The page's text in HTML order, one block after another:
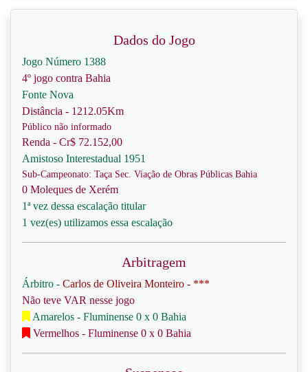
Dados do Jogo
Jogo Número 1388
4º jogo contra Bahia
Fonte Nova
Distância - 1212.05Km
Público não informado
Renda - Cr$ 72.152,00
Amistoso Interestadual 1951
Sub-Campeonato: Taça Sec. Viação de Obras Públicas Bahia
0 Moleques de Xerém
1ª vez dessa escalação titular
1 vez(es) utilizamos essa escalação
Arbitragem
Árbitro - Carlos de Oliveira Monteiro - ***
Não teve VAR nesse jogo
Amarelos - Fluminense 0 x 0 Bahia
Vermelhos - Fluminense 0 x 0 Bahia